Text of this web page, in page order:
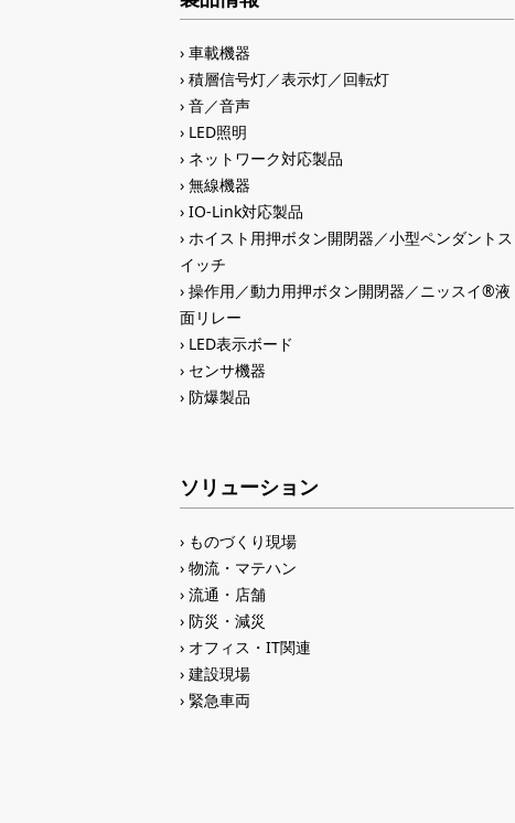
車載機器
積層信号灯／表示灯／回転灯
音／音声
LED照明
ネットワーク対応製品
無線機器
IO-Link対応製品
ホイスト用押ボタン開閉器／小型ペンダントス
イッチ
操作用／動力用押ボタン開閉器／ニッスイ®液
面リレー
LED表示ボード
センサ機器
防爆製品
ソリューション
ものづくり現場
物流・マテハン
流通・店舗
防災・減災
オフィス・IT関連
建設現場
緊急車両